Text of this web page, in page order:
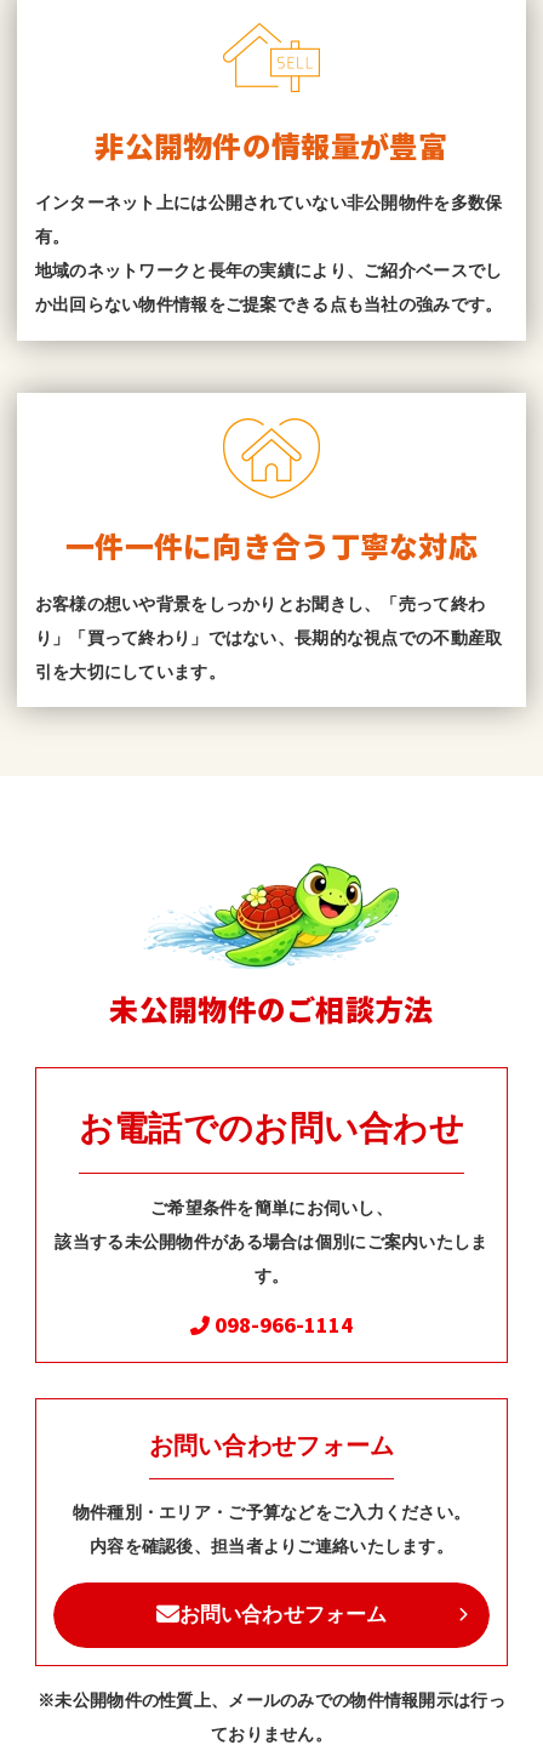
非公開物件の情報量が豊富
インターネット上には公開されていない非公開物件を多数保
有。
地域のネットワークと長年の実績により、ご紹介ベースでし
か出回らない物件情報をご提案できる点も当社の強みです。
一件一件に向き合う丁寧な対応
お客様の想いや背景をしっかりとお聞きし、「売って終わ
り」「買って終わり」ではない、長期的な視点での不動産取
引を大切にしています。
未公開物件のご相談方法
お電話でのお問い合わせ
ご希望条件を簡単にお伺いし、
該当する未公開物件がある場合は個別にご案内いたしま
す。
098-966-1114
お問い合わせフォーム
物件種別・エリア・ご予算などをご入力ください。
内容を確認後、担当者よりご連絡いたします。
お問い合わせフォーム
※未公開物件の性質上、メールのみでの物件情報開示は行っ
ておりません。